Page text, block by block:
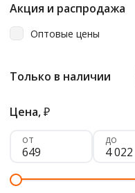
Акция и распродажа
Оптовые цены
Только в наличии
Цена,₽
от до